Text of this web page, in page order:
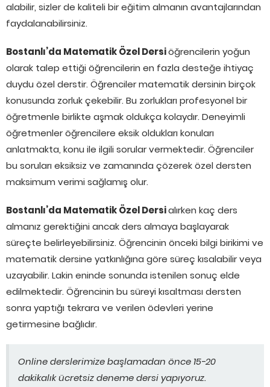
alabilir, sizler de kaliteli bir eğitim almanın avantajlarından
faydalanabilirsiniz.
Bostanlı’da Matematik Özel Dersiöğrencilerin yoğun
olarak talep ettiği öğrencilerin en fazla desteğe ihtiyaç
duydu özel derstir. Öğrenciler matematik dersinin birçok
konusunda zorluk çekebilir. Bu zorlukları profesyonel bir
öğretmenle birlikte aşmak oldukça kolaydır. Deneyimli
öğretmenler öğrencilere eksik oldukları konuları
anlatmakta, konu ile ilgili sorular vermektedir. Öğrenciler
bu soruları eksiksiz ve zamanında çözerek özel dersten
maksimum verimi sağlamış olur.
Bostanlı’da Matematik Özel Dersialırken kaç ders
almanız gerektiğini ancak ders almaya başlayarak
süreçte belirleyebilirsiniz. Öğrencinin önceki bilgi birikimi ve
matematik dersine yatkınlığına göre süreç kısalabilir veya
uzayabilir. Lakin eninde sonunda istenilen sonuç elde
edilmektedir. Öğrencinin bu süreyi kısaltması dersten
sonra yaptığı tekrara ve verilen ödevleri yerine
getirmesine bağlıdır.
Online derslerimize başlamadan önce 15-20
dakikalık ücretsiz deneme dersi yapıyoruz.